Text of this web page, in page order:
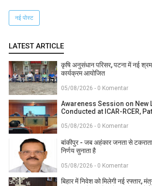
नई पोस्ट
LATEST ARTICLE
कृषि अनुसंधान परिसर, पटना में नई
कार्यक्रम आयोजित
05/08/2026 - 0 Komentar
Awareness Session on New
Conducted at ICAR-RCER,
05/08/2026 - 0 Komentar
बांकीपुर - जब अहंकार जनता से
निर्णय सुनाता है
05/08/2026 - 0 Komentar
बिहार में निवेश को मिलेगी नई रफ्तार,